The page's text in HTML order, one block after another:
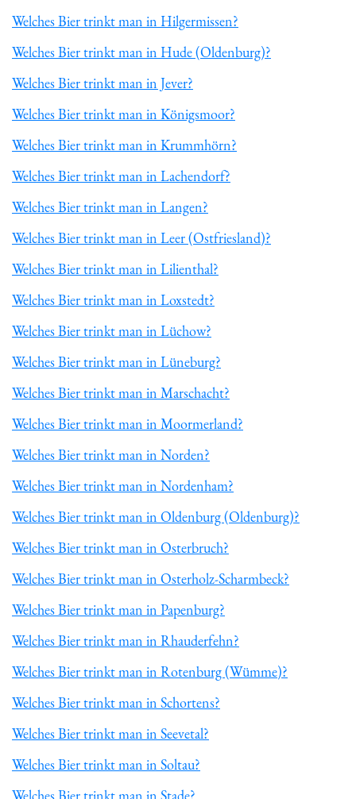
Welches Bier trinkt man in Hilgermissen?
Welches Bier trinkt man in Hude (Oldenburg)?
Welches Bier trinkt man in Jever?
Welches Bier trinkt man in Königsmoor?
Welches Bier trinkt man in Krummhörn?
Welches Bier trinkt man in Lachendorf?
Welches Bier trinkt man in Langen?
Welches Bier trinkt man in Leer (Ostfriesland)?
Welches Bier trinkt man in Lilienthal?
Welches Bier trinkt man in Loxstedt?
Welches Bier trinkt man in Lüchow?
Welches Bier trinkt man in Lüneburg?
Welches Bier trinkt man in Marschacht?
Welches Bier trinkt man in Moormerland?
Welches Bier trinkt man in Norden?
Welches Bier trinkt man in Nordenham?
Welches Bier trinkt man in Oldenburg (Oldenburg)?
Welches Bier trinkt man in Osterbruch?
Welches Bier trinkt man in Osterholz-Scharmbeck?
Welches Bier trinkt man in Papenburg?
Welches Bier trinkt man in Rhauderfehn?
Welches Bier trinkt man in Rotenburg (Wümme)?
Welches Bier trinkt man in Schortens?
Welches Bier trinkt man in Seevetal?
Welches Bier trinkt man in Soltau?